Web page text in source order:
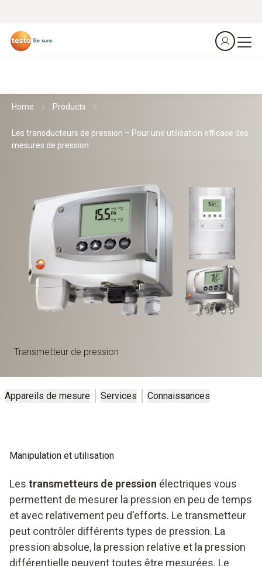
Home Products
Les transducteurs de pression – Pour une utilisation efficace des
mesures de pression
Transmetteur de pression
Appareils de mesure Services Connaissances
Manipulation et utilisation
Les transmetteurs de pression électriques vous
permettent de mesurer la pression en peu de temps
et avec relativement peu d'efforts. Le transmetteur
peut contrôler différents types de pression. La
pression absolue, la pression relative et la pression
différentielle peuvent toutes être mesurées. Le